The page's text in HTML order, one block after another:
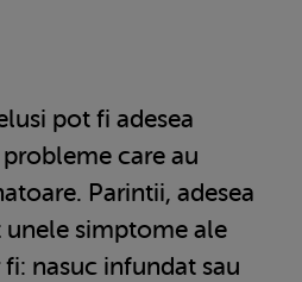
pot fi adesea
care au
Parintii, adesea
unele simptome ale
nasuc infundat sau